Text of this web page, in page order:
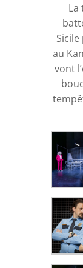
La
au
vont